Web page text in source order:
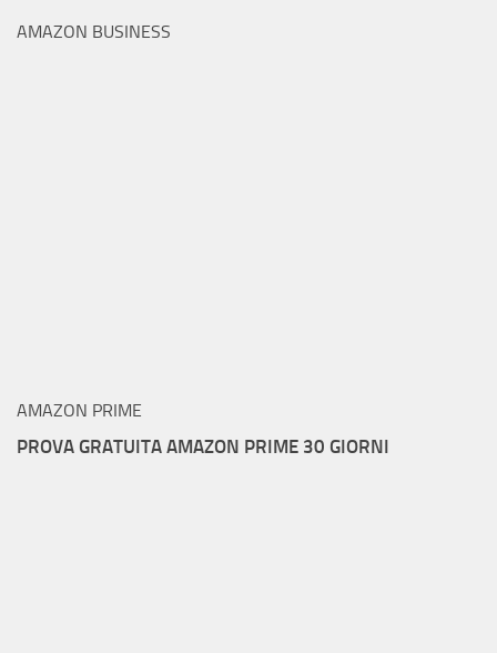
AMAZON BUSINESS
AMAZON PRIME
PROVA GRATUITA AMAZON PRIME 30 GIORNI